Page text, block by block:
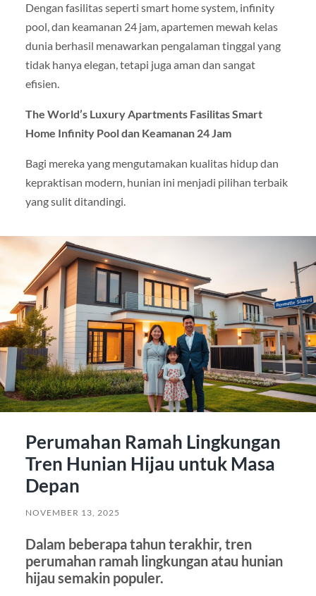
Dengan fasilitas seperti smart home system, infinity
pool, dan keamanan 24 jam, apartemen mewah kelas
dunia berhasil menawarkan pengalaman tinggal yang
tidak hanya elegan, tetapi juga aman dan sangat
efisien.
The World’s Luxury Apartments Fasilitas Smart
Home Infinity Pool dan Keamanan 24 Jam
Bagi mereka yang mengutamakan kualitas hidup dan
kepraktisan modern, hunian ini menjadi pilihan terbaik
yang sulit ditandingi.
Perumahan Ramah Lingkungan
Tren Hunian Hijau untuk Masa
Depan
NOVEMBER 13, 2025
Dalam beberapa tahun terakhir, tren
perumahan ramah lingkungan atau hunian
hijau semakin populer.